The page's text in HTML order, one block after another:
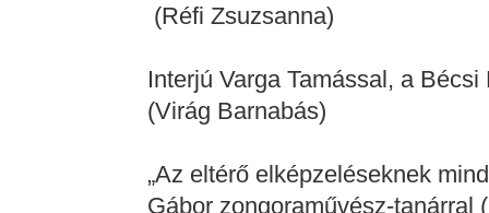
(Réfi Zsuzsanna)
Interjú Varga Tamással, a
(Virág Barnabás)
„Az eltérő elképzeléseknek
Gábor zongoraművész-tanárral